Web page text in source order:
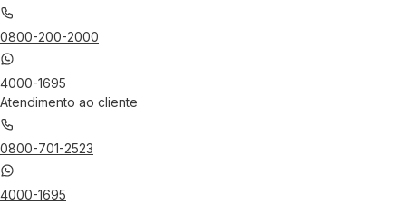
0800-200-2000
4000-1695
Atendimento ao cliente
0800-701-2523
4000-1695